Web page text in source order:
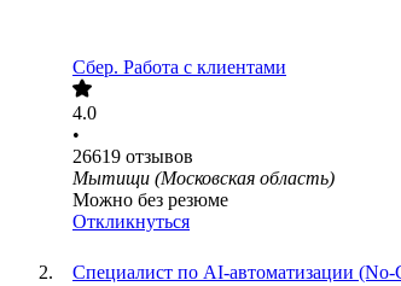
Сбер. Работа с клиентами
4.0
•
26619 отзывов
Мытищи (Московская область)
Можно без резюме
Откликнуться
Специалист по AI-автоматизации (No-